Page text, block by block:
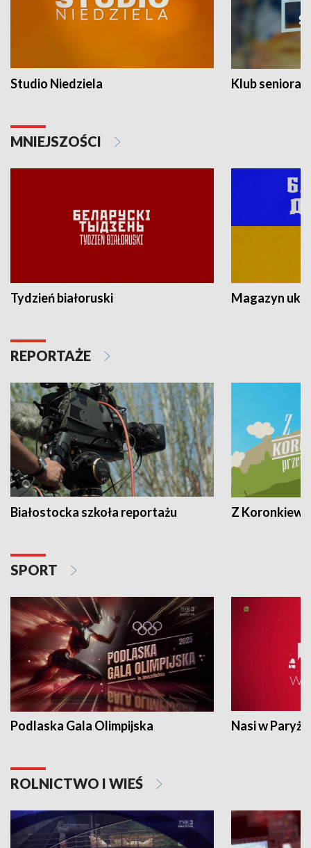
Studio Niedziela Klub seniora
MNIEJSZOŚCI
Tydzień białoruski Magazyn
REPORTAŻE
Białostocka szkoła reportażu Z
SPORT
Podlaska Gala Olimpijska Nasi w Paryżu
ROLNICTWO I WIEŚ